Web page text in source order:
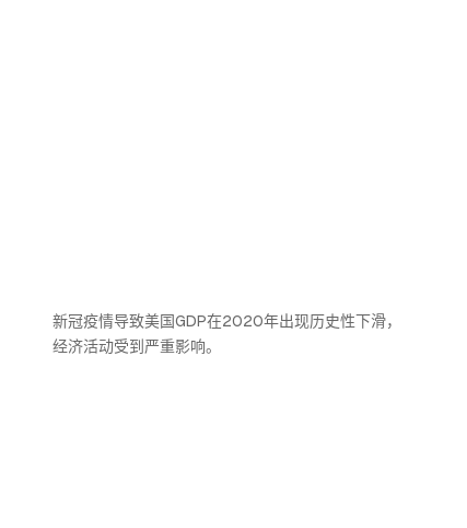
新冠疫情导致美国GDP在2020年出现历史性下滑，
经济活动受到严重影响。